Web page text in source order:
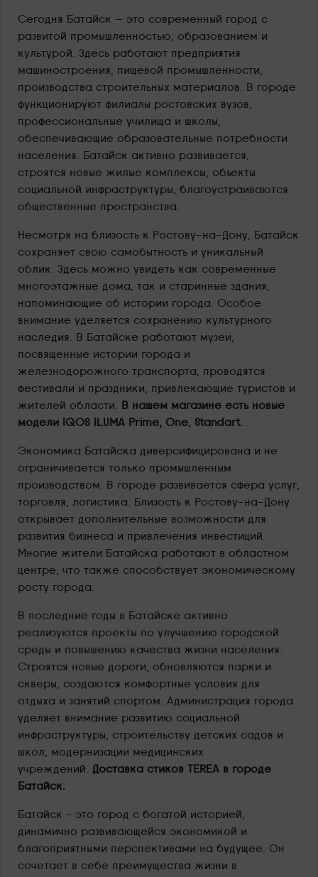
Сегодня Батайск — это современный город с
развитой промышленностью, образованием и
культурой. Здесь работают предприятия
машиностроения, пищевой промышленности,
производства строительных материалов. В городе
функционируют филиалы ростовских вузов,
профессиональные училища и школы,
обеспечивающие образовательные потребности
населения. Батайск активно развивается,
строятся новые жилые комплексы, объекты
социальной инфраструктуры, благоустраиваются
общественные пространства.
Несмотря на близость к Ростову-на-Дону, Батайск
сохраняет свою самобытность и уникальный
облик. Здесь можно увидеть как современные
многоэтажные дома, так и старинные здания,
напоминающие об истории города. Особое
внимание уделяется сохранению культурного
наследия. В Батайске работают музеи,
посвященные истории города и
железнодорожного транспорта, проводятся
фестивали и праздники, привлекающие туристов и
жителей области. В нашем магазине есть новые
модели IQOS ILUMA Prime, One, Standart.
Экономика Батайска диверсифицирована и не
ограничивается только промышленным
производством. В городе развивается сфера услуг,
торговля, логистика. Близость к Ростову-на-Дону
открывает дополнительные возможности для
развития бизнеса и привлечения инвестиций.
Многие жители Батайска работают в областном
центре, что также способствует экономическому
росту города.
В последние годы в Батайске активно
реализуются проекты по улучшению городской
среды и повышению качества жизни населения.
Строятся новые дороги, обновляются парки и
скверы, создаются комфортные условия для
отдыха и занятий спортом. Администрация города
уделяет внимание развитию социальной
инфраструктуры, строительству детских садов и
школ, модернизации медицинских
учреждений. Доставка стиков TEREA в городе
Батайск.
Батайск – это город с богатой историей,
динамично развивающейся экономикой и
благоприятными перспективами на будущее. Он
сочетает в себе преимущества жизни в